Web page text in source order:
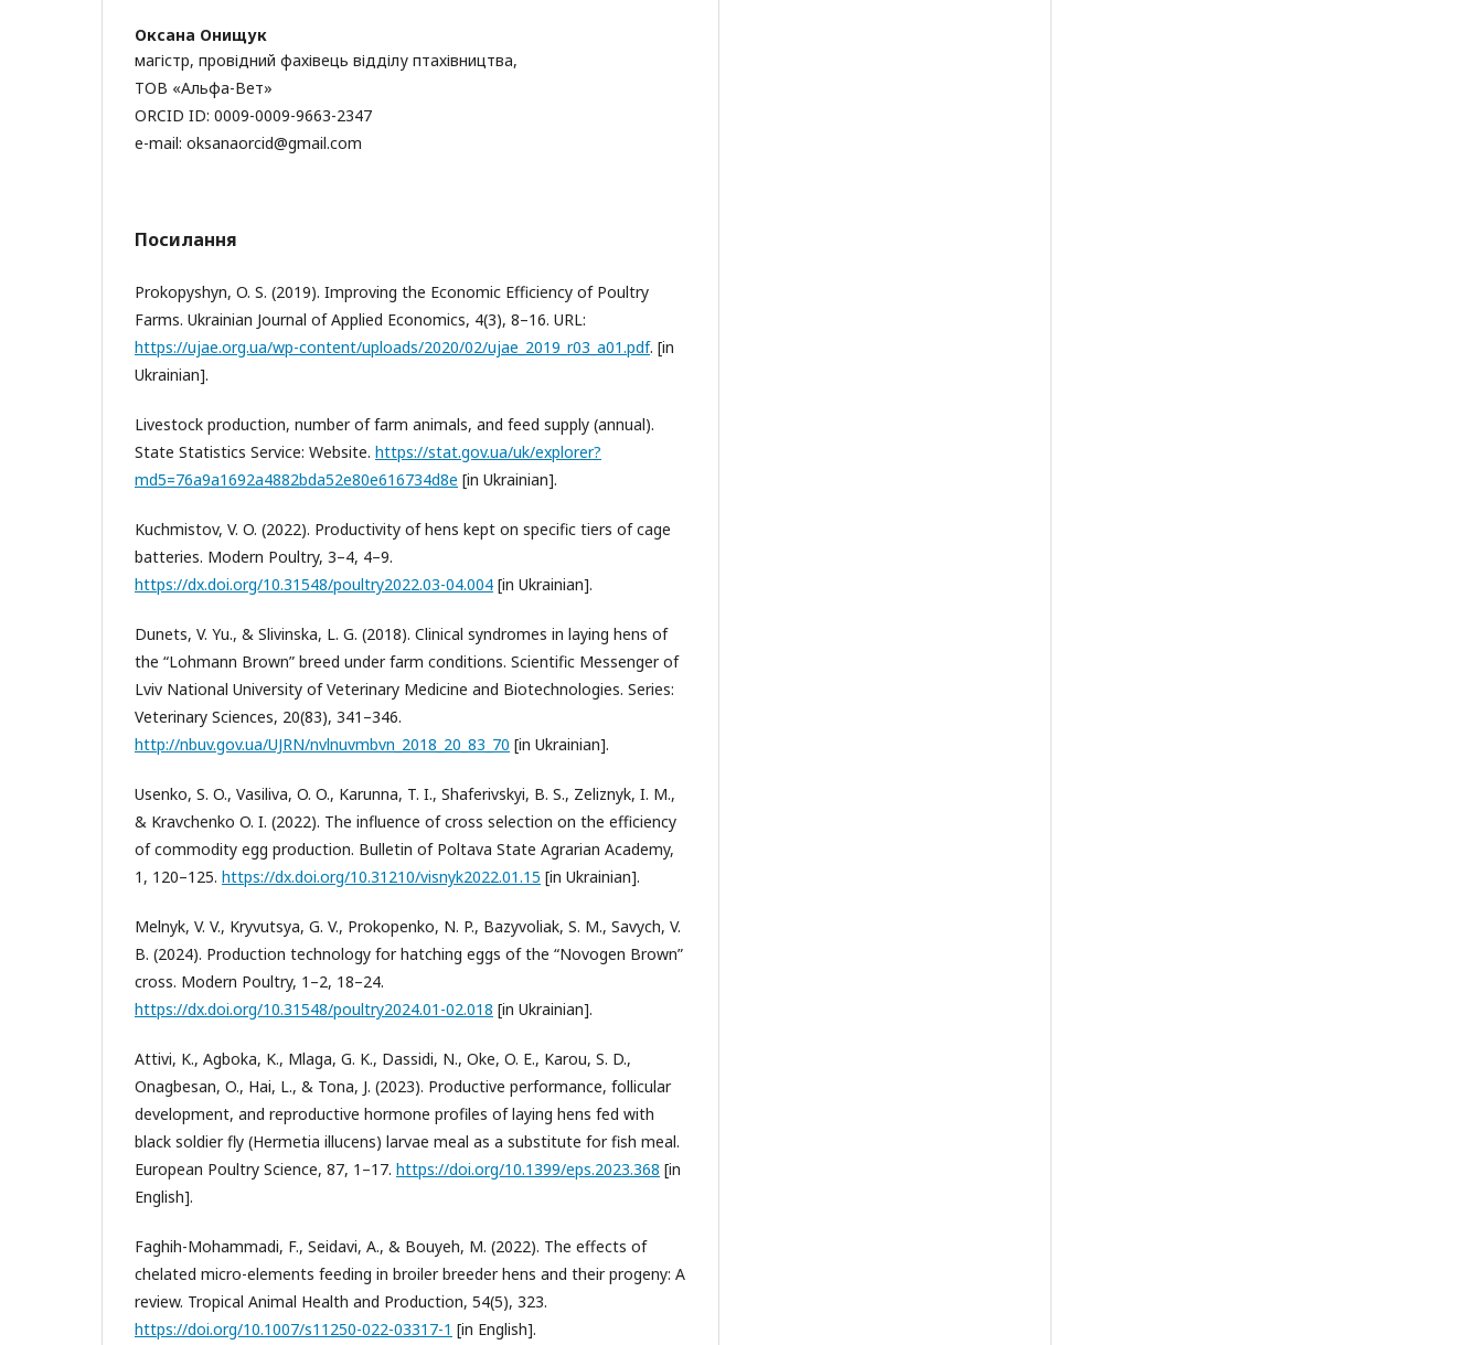
Оксана Онищук
магістр, провідний фахівець відділу птахівництва,
ТОВ «Альфа-Вет»
ORCID ID: 0009-0009-9663-2347
e-mail: oksanaorcid@gmail.com
Посилання
Prokopyshyn, O. S. (2019). Improving the Economic Efficiency of Poultry
Farms. Ukrainian Journal of Applied Economics, 4(3), 8–16. URL:
https://ujae.org.ua/wp-content/uploads/2020/02/ujae_2019_r03_a01.pdf. [in
Ukrainian].
Livestock production, number of farm animals, and feed supply (annual).
State Statistics Service: Website. https://stat.gov.ua/uk/explorer?
md5=76a9a1692a4882bda52e80e616734d8e [in Ukrainian].
Kuchmistov, V. O. (2022). Productivity of hens kept on specific tiers of cage
batteries. Modern Poultry, 3–4, 4–9.
https://dx.doi.org/10.31548/poultry2022.03-04.004 [in Ukrainian].
Dunets, V. Yu., & Slivinska, L. G. (2018). Clinical syndromes in laying hens of
the “Lohmann Brown” breed under farm conditions. Scientific Messenger of
Lviv National University of Veterinary Medicine and Biotechnologies. Series:
Veterinary Sciences, 20(83), 341–346.
http://nbuv.gov.ua/UJRN/nvlnuvmbvn_2018_20_83_70 [in Ukrainian].
Usenko, S. O., Vasiliva, O. O., Karunna, T. I., Shaferivskyi, B. S., Zeliznyk, I. M.,
& Kravchenko O. I. (2022). The influence of cross selection on the efficiency
of commodity egg production. Bulletin of Poltava State Agrarian Academy,
1, 120–125. https://dx.doi.org/10.31210/visnyk2022.01.15 [in Ukrainian].
Melnyk, V. V., Kryvutsya, G. V., Prokopenko, N. P., Bazyvoliak, S. M., Savych, V.
B. (2024). Production technology for hatching eggs of the “Novogen Brown”
cross. Modern Poultry, 1–2, 18–24.
https://dx.doi.org/10.31548/poultry2024.01-02.018 [in Ukrainian].
Attivi, K., Agboka, K., Mlaga, G. K., Dassidi, N., Oke, O. E., Karou, S. D.,
Onagbesan, O., Hai, L., & Tona, J. (2023). Productive performance, follicular
development, and reproductive hormone profiles of laying hens fed with
black soldier fly (Hermetia illucens) larvae meal as a substitute for fish meal.
European Poultry Science, 87, 1–17. https://doi.org/10.1399/eps.2023.368 [in
English].
Faghih-Mohammadi, F., Seidavi, A., & Bouyeh, M. (2022). The effects of
chelated micro-elements feeding in broiler breeder hens and their progeny: A
review. Tropical Animal Health and Production, 54(5), 323.
https://doi.org/10.1007/s11250-022-03317-1 [in English].